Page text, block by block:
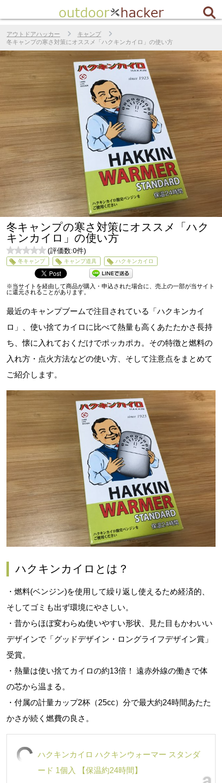
アウトドアハッカー
キャンプ
冬キャンプの寒さ対策にオススメ「ハクキンカイロ」の使い方
冬キャンプの寒さ対策にオススメ「ハク
キンカイロ」の使い方
0
5
(評価数:0件)
冬キャンプ キャンプ道具 ハクキンカイロ
※当サイトを経由して商品が購入・申込された場合に、売上の一部が当サイト
に還元されることがあります。
最近のキャンプブームで注目されている「ハクキンカイ
ロ」、使い捨てカイロに比べて熱量も高くあたたかさ長持
ち、懐に入れておくだけでポッカポカ。その特徴と燃料の
入れ方・点火方法などの使い方、そして注意点をまとめて
ご紹介します。
ハクキンカイロとは？
・燃料(ベンジン)を使用して繰り返し使えるため経済的、
そしてゴミも出ず環境にやさしい。
・昔からほぼ変わらぬ使いやすい形状、見た目もかわいい
デザインで「 グッドデザイン・ロングライフデザイン賞」
受賞。
・熱量は使い捨てカイロの約13倍！ 遠赤外線の働きで体
の芯から温まる。
・付属の計量カップ2杯（25cc）分で最大約24時間あたた
かさが続く燃費の良さ。
ハクキンカイロ ハクキンウォーマー スタンダ
ード 1個入 【保温約24時間】